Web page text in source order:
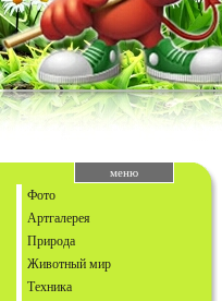
меню
Фото
Артгалерея
Природа
Животный мир
Техника